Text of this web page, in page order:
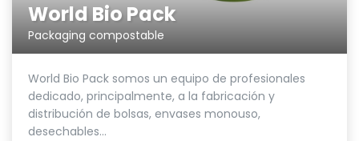
World Bio Pack
Packaging compostable
World Bio Pack somos un equipo de profesionales
dedicado, principalmente, a la fabricación y
distribución de bolsas, envases monouso,
desechables...